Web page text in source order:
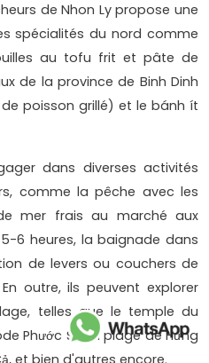
de Nhon Ly propose une
spécialités du nord comme
au tofu frit et pâte de
de la province de Binh Dinh
poisson grillé) et le bánh ít
dans diverses activités
comme la pêche avec les
mer frais au marché aux
6 heures, la baignade dans
de levers ou couchers de
outre, ils peuvent explorer
telles que le temple du
Phước Sa, la plage de Hưng